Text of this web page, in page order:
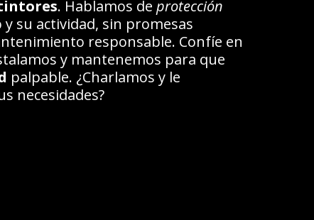
. Hablamos de protección
su actividad, sin promesas
responsable. Confíe en
y mantenemos para que
palpable. ¿Charlamos y le
necesidades?